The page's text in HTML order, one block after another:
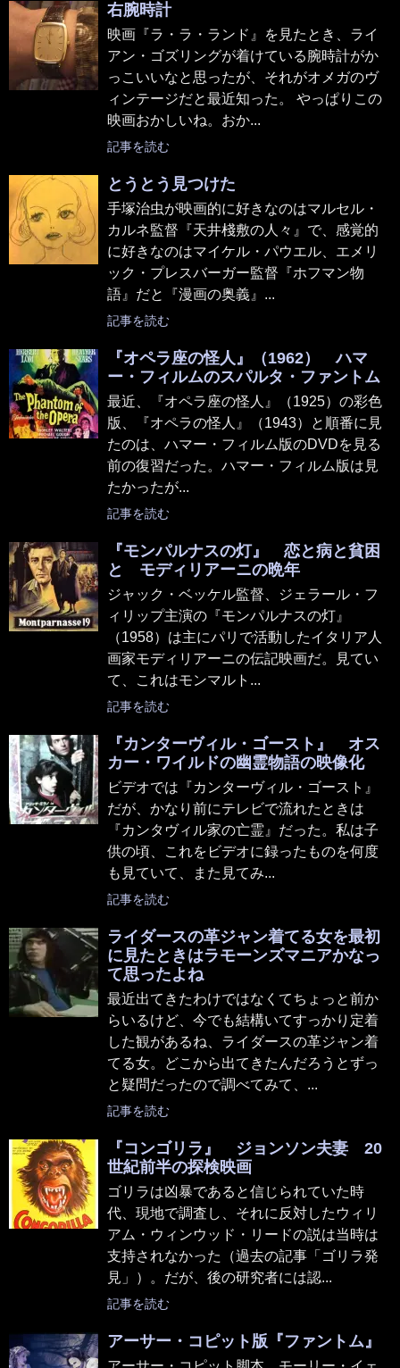
右腕時計
映画『ラ・ラ・ランド』を見たとき、ライ
アン・ゴズリングが着けている腕時計がか
っこいいなと思ったが、それがオメガのヴ
ィンテージだと最近知った。 やっぱりこの
映画おかしいね。おか...
記事を読む
とうとう見つけた
手塚治虫が映画的に好きなのはマルセル・
カルネ監督『天井棧敷の人々』で、感覚的
に好きなのはマイケル・パウエル、エメリ
ック・プレスバーガー監督『ホフマン物
語』だと『漫画の奥義』...
記事を読む
『オペラ座の怪人』（1962） ハマ
ー・フィルムのスパルタ・ファントム
最近、『オペラ座の怪人』（1925）の彩色
版、『オペラの怪人』（1943）と順番に見
たのは、ハマー・フィルム版のDVDを見る
前の復習だった。ハマー・フィルム版は見
たかったが...
記事を読む
『モンパルナスの灯』 恋と病と貧困
と モディリアーニの晩年
ジャック・ベッケル監督、ジェラール・フ
ィリップ主演の『モンパルナスの灯』
（1958）は主にパリで活動したイタリア人
画家モディリアーニの伝記映画だ。見てい
て、これはモンマルト...
記事を読む
『カンターヴィル・ゴースト』 オス
カー・ワイルドの幽霊物語の映像化
ビデオでは『カンターヴィル・ゴースト』
だが、かなり前にテレビで流れたときは
『カンタヴィル家の亡霊』だった。私は子
供の頃、これをビデオに録ったものを何度
も見ていて、また見てみ...
記事を読む
ライダースの革ジャン着てる女を最初
に見たときはラモーンズマニアかなっ
て思ったよね
最近出てきたわけではなくてちょっと前か
らいるけど、今でも結構いてすっかり定着
した観があるね、ライダースの革ジャン着
てる女。どこから出てきたんだろうとずっ
と疑問だったので調べてみて、...
記事を読む
『コンゴリラ』 ジョンソン夫妻 20
世紀前半の探検映画
ゴリラは凶暴であると信じられていた時
代、現地で調査し、それに反対したウィリ
アム・ウィンウッド・リードの説は当時は
支持されなかった（過去の記事「ゴリラ発
見」）。だが、後の研究者には認...
記事を読む
アーサー・コピット版『ファントム』